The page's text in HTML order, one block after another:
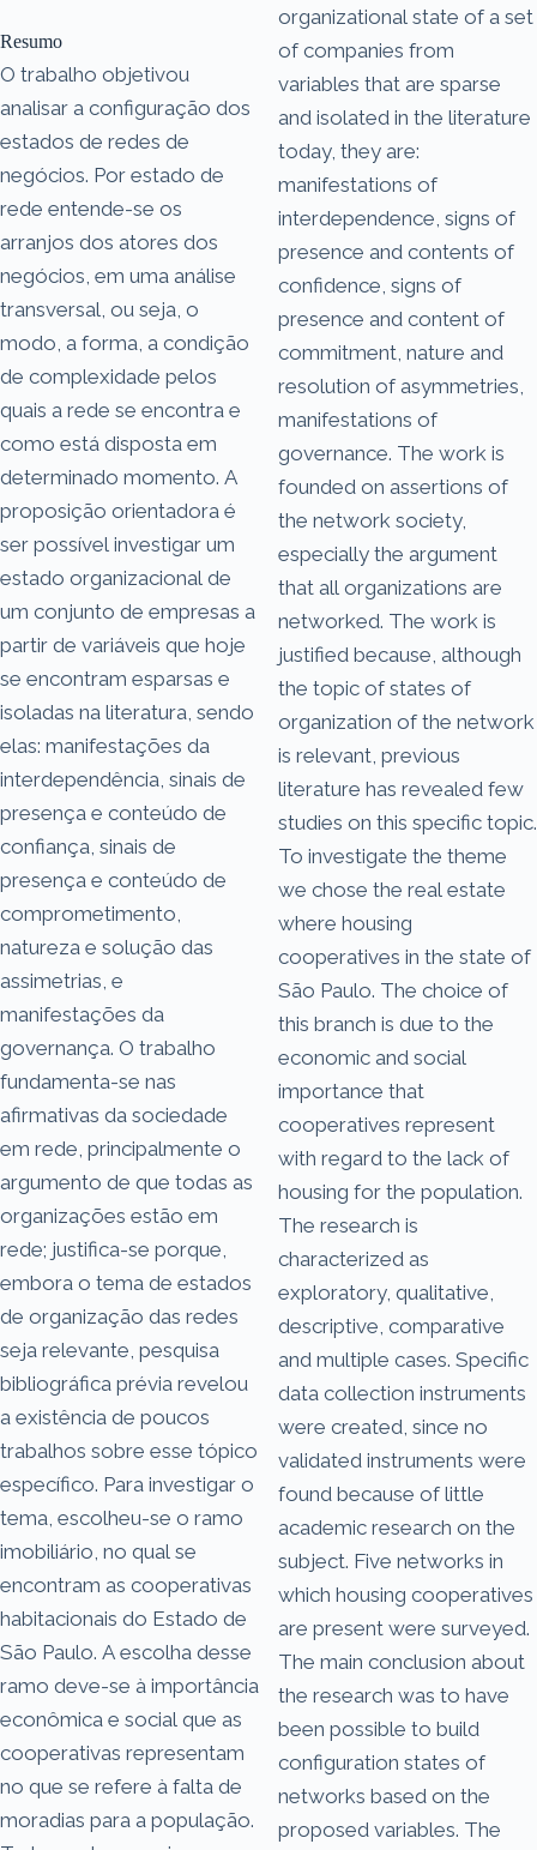
Resumo
O trabalho objetivou
analisar a configuração dos
estados de redes de
negócios. Por estado de
rede entende-se os
arranjos dos atores dos
negócios, em uma análise
transversal, ou seja, o
modo, a forma, a condição
de complexidade pelos
quais a rede se encontra e
como está disposta em
determinado momento. A
proposição orientadora é
ser possível investigar um
estado organizacional de
um conjunto de empresas a
partir de variáveis que hoje
se encontram esparsas e
isoladas na literatura, sendo
elas: manifestações da
interdependência, sinais de
presença e conteúdo de
confiança, sinais de
presença e conteúdo de
comprometimento,
natureza e solução das
assimetrias, e
manifestações da
governança. O trabalho
fundamenta-se nas
afirmativas da sociedade
em rede, principalmente o
argumento de que todas as
organizações estão em
rede; justifica-se porque,
embora o tema de estados
de organização das redes
seja relevante, pesquisa
bibliográfica prévia revelou
a existência de poucos
trabalhos sobre esse tópico
específico. Para investigar o
tema, escolheu-se o ramo
imobiliário, no qual se
encontram as cooperativas
habitacionais do Estado de
São Paulo. A escolha desse
ramo deve-se à importância
econômica e social que as
cooperativas representam
no que se refere à falta de
moradias para a população.
organizational state of a set
of companies from
variables that are sparse
and isolated in the literature
today, they are:
manifestations of
interdependence, signs of
presence and contents of
confidence, signs of
presence and content of
commitment, nature and
resolution of asymmetries,
manifestations of
governance. The work is
founded on assertions of
the network society,
especially the argument
that all organizations are
networked. The work is
justified because, although
the topic of states of
organization of the network
is relevant, previous
literature has revealed few
studies on this specific topic.
To investigate the theme
we chose the real estate
where housing
cooperatives in the state of
São Paulo. The choice of
this branch is due to the
economic and social
importance that
cooperatives represent
with regard to the lack of
housing for the population.
The research is
characterized as
exploratory, qualitative,
descriptive, comparative
and multiple cases. Specific
data collection instruments
were created, since no
validated instruments were
found because of little
academic research on the
subject. Five networks in
which housing cooperatives
are present were surveyed.
The main conclusion about
the research was to have
been possible to build
configuration states of
networks based on the
proposed variables. The